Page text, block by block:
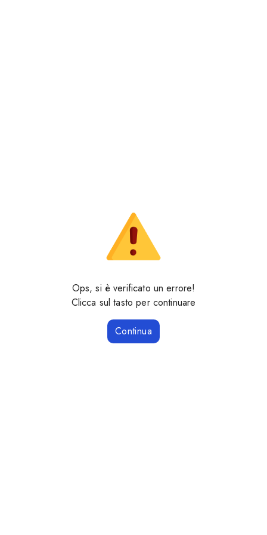
Ops, si è verificato un errore!
Clicca sul tasto per continuare
Continua